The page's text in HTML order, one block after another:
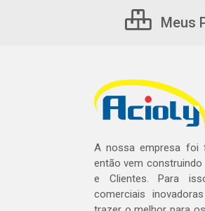
Meus
A nossa empresa foi
então vem
e Clientes. Para
comerciais